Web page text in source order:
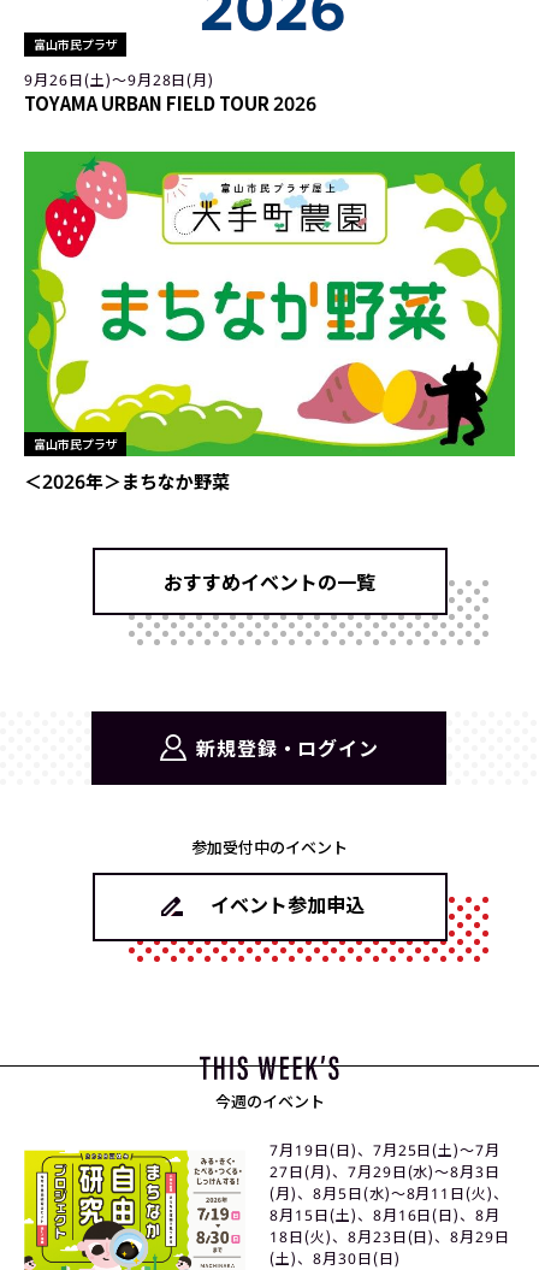
富山市民プラザ
9月26日(土)〜9月28日(月)
TOYAMA URBAN FIELD TOUR 2026
富山市民プラザ
＜2026年＞まちなか野菜
おすすめイベントの一覧
新規登録・ログイン
参加受付中のイベント
イベント参加申込
今週のイベント
7月19日(日)、7月25日(土)〜7月
27日(月)、7月29日(水)〜8月3日
(月)、8月5日(水)〜8月11日(火)、
8月15日(土)、8月16日(日)、8月
18日(火)、8月23日(日)、8月29日
(土)、8月30日(日)